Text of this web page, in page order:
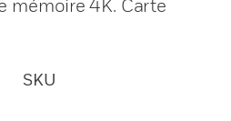
mémoire 4K. Carte
SKU